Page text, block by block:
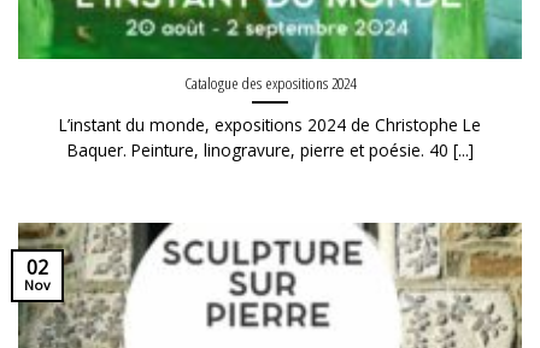
Catalogue des expositions 2024
L’instant du monde, expositions 2024 de Christophe Le
Baquer. Peinture, linogravure, pierre et poésie. 40 [...]
02
Nov